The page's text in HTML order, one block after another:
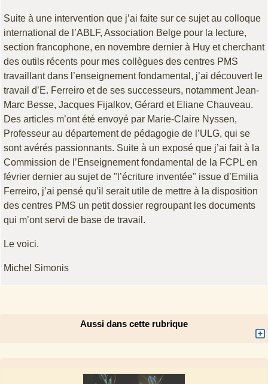
Suite à une intervention que j’ai faite sur ce sujet au colloque
international de l’ABLF, Association Belge pour la lecture,
section francophone, en novembre dernier à Huy et cherchant
des outils récents pour mes collègues des centres PMS
travaillant dans l’enseignement fondamental, j’ai découvert le
travail d’E. Ferreiro et de ses successeurs, notamment Jean-
Marc Besse, Jacques Fijalkov, Gérard et Eliane Chauveau.
Des articles m’ont été envoyé par Marie-Claire Nyssen,
Professeur au département de pédagogie de l’ULG, qui se
sont avérés passionnants. Suite à un exposé que j’ai fait à la
Commission de l’Enseignement fondamental de la FCPL en
février dernier au sujet de "l’écriture inventée" issue d’Emilia
Ferreiro, j’ai pensé qu’il serait utile de mettre à la disposition
des centres PMS un petit dossier regroupant les documents
qui m’ont servi de base de travail.
Le voici.
Michel Simonis
Aussi dans cette rubrique